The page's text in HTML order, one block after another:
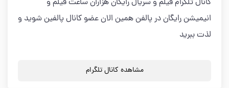
کانال تلگرام فیلم و سریال رایگان هزاران ساعت فیلم و
انیمیشن رایگان در پالفن همین الان عضو کانال پالفین شوید و
لذت ببرید
مشاهده کانال تلگرام